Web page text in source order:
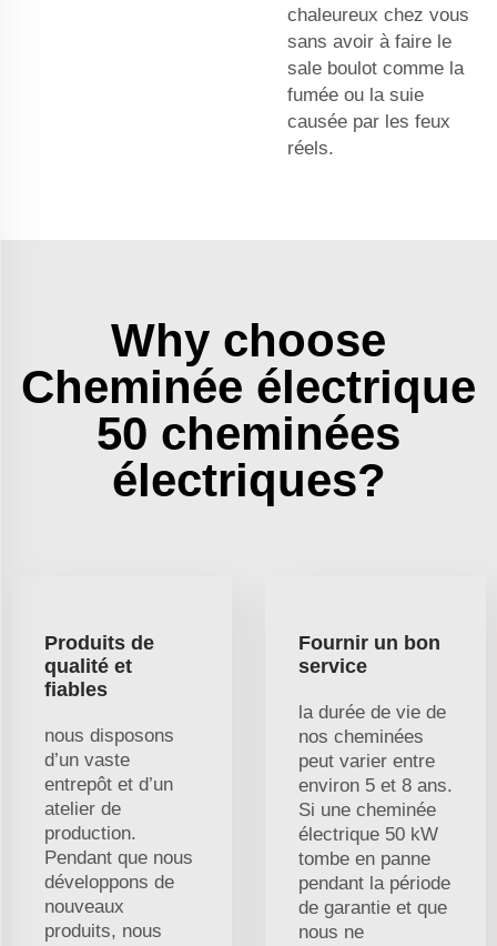
chaleureux chez vous
sans avoir à faire le
sale boulot comme la
fumée ou la suie
causée par les feux
réels.
Why choose
Cheminée électrique
50 cheminées
électriques?
Produits de
qualité et
fiables
nous disposons
d’un vaste
entrepôt et d’un
atelier de
production.
Pendant que nous
développons de
nouveaux
produits, nous
Fournir un bon
service
la durée de vie de
nos cheminées
peut varier entre
environ 5 et 8 ans.
Si une cheminée
électrique 50 kW
tombe en panne
pendant la période
de garantie et que
nous ne